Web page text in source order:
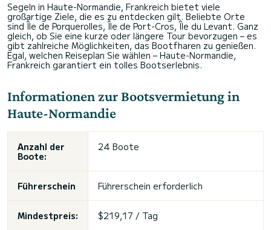
Segeln in Haute-Normandie, Frankreich bietet viele
großartige Ziele, die es zu entdecken gilt. Beliebte Orte
sind Île de Porquerolles, Île de Port-Cros, Île du Levant. Ganz
gleich, ob Sie eine kurze oder längere Tour bevorzugen – es
gibt zahlreiche Möglichkeiten, das Bootfharen zu genießen.
Egal, welchen Reiseplan Sie wählen – Haute-Normandie,
Frankreich garantiert ein tolles Bootserlebnis.
Informationen zur Bootsvermietung in
Haute-Normandie
Anzahl der
Boote:
24 Boote
Führerschein Führerschein erforderlich
Mindestpreis: $219,17 / Tag